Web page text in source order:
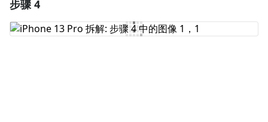
添加评论
步骤 4